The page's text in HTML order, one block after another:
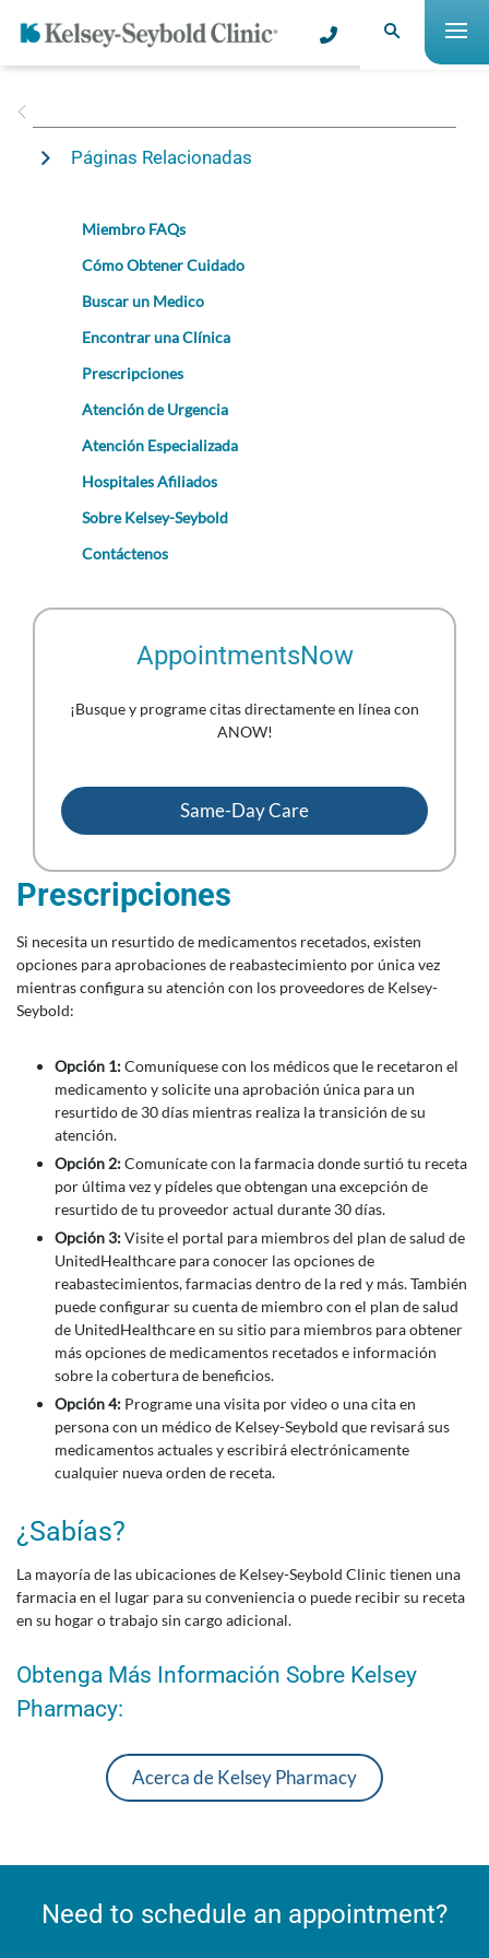
Páginas Relacionadas
Miembro FAQs
Cómo Obtener Cuidado
Buscar un Medico
Encontrar una Clínica
Prescripciones
Atención de Urgencia
Atención Especializada
Hospitales Afiliados
Sobre Kelsey-Seybold
Contáctenos
AppointmentsNow
¡Busque y programe citas directamente en línea con
ANOW!
Same-Day Care
Prescripciones
Si necesita un resurtido de medicamentos recetados, existen
opciones para aprobaciones de reabastecimiento por única vez
mientras configura su atención con los proveedores de Kelsey-
Seybold:
Opción 1:Comuníquese con los médicos que le recetaron el
medicamento y solicite una aprobación única para un
resurtido de 30 días mientras realiza la transición de su
atención.
Opción 2:Comunícate con la farmacia donde surtió tu receta
por última vez y pídeles que obtengan una excepción de
resurtido de tu proveedor actual durante 30 días.
Opción 3:Visite el portal para miembros del plan de salud de
UnitedHealthcare para conocer las opciones de
reabastecimientos, farmacias dentro de la red y más. También
puede configurar su cuenta de miembro con el plan de salud
de UnitedHealthcare en su sitio para miembros para obtener
más opciones de medicamentos recetados e información
sobre la cobertura de beneficios.
Opción 4: Programe una visita por video o una cita en
persona con un médico de Kelsey-Seybold que revisará sus
medicamentos actuales y escribirá electrónicamente
cualquier nueva orden de receta.
¿Sabías?
La mayoría de las ubicaciones de Kelsey-Seybold Clinic tienen una
farmacia en el lugar para su conveniencia o puede recibir su receta
en su hogar o trabajo sin cargo adicional.
Obtenga Más Información Sobre Kelsey
Pharmacy:
Acerca de Kelsey Pharmacy
Need to schedule an appointment?